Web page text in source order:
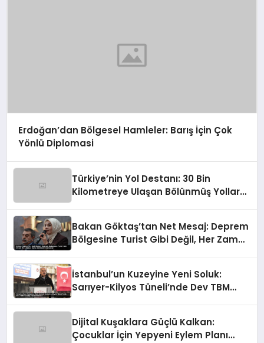
Erdoğan’dan Bölgesel Hamleler: Barış İçin Çok
Yönlü Diplomasi
Türkiye’nin Yol Destanı: 30 Bin
Kilometreye Ulaşan Bölünmüş Yollar
Bakan Göktaş’tan Net Mesaj: Deprem
Bölgesine Turist Gibi Değil, Her Zaman
İstanbul’un Kuzeyine Yeni Soluk:
Sarıyer-Kilyos Tüneli’nde Dev TBM
Dijital Kuşaklara Güçlü Kalkan:
Çocuklar İçin Yepyeni Eylem Planı